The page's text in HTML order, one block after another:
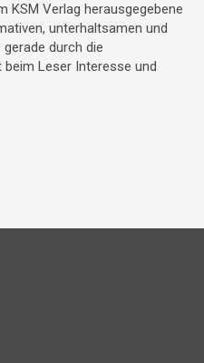
KSM Verlag herausgegebene
unterhaltsamen und
durch die
Leser Interesse und